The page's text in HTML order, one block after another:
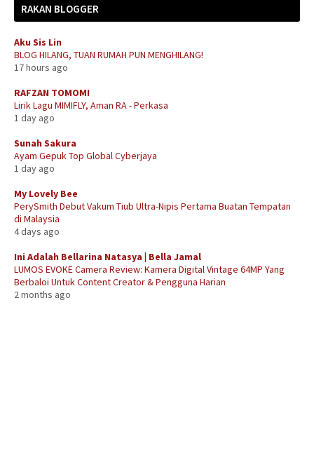
RAKAN BLOGGER
Aku Sis Lin
BLOG HILANG, TUAN RUMAH PUN MENGHILANG!
17 hours ago
RAFZAN TOMOMI
Lirik Lagu MIMIFLY, Aman RA - Perkasa
1 day ago
Sunah Sakura
Ayam Gepuk Top Global Cyberjaya
1 day ago
My Lovely Bee
PerySmith Debut Vakum Tiub Ultra-Nipis Pertama Buatan Tempatan
di Malaysia
4 days ago
Ini Adalah Bellarina Natasya | Bella Jamal
LUMOS EVOKE Camera Review: Kamera Digital Vintage 64MP Yang
Berbaloi Untuk Content Creator & Pengguna Harian
2 months ago